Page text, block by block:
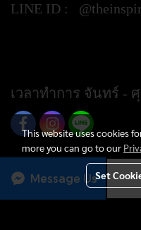
Message Us
LINE ID :
เวลาทำการ จันทร์ - ศุ
This website uses cookies
more you can go to our
Set